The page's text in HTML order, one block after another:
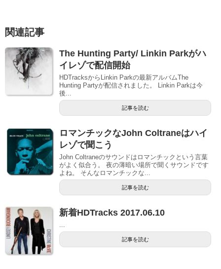
関連記事
The Hunting Party/ Linkin Parkがハ
イレゾで配信開始
HDTracksからLinkin Parkの最新アルバムThe
Hunting Partyが配信されました。 Linkin Parkは今
後...
記事を読む
ロマンチックなJohn Coltraneはハイ
レゾで聞こう
John Coltraneのサウンドはロマンチックという言葉
がよく似合う。 夜の薄暗い場所で聞くサウンドです
よね。 そんなロマンチックな...
記事を読む
新着HDTracks 2017.06.10
...
記事を読む